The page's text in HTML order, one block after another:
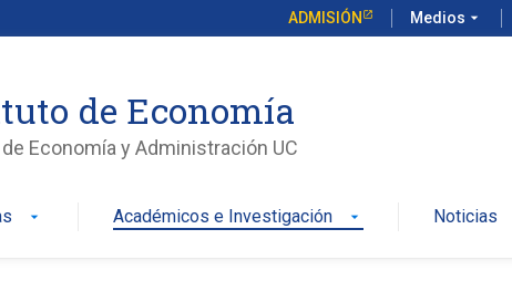
ADMISIÓN Medios arrow_drop_down
de Economía
Economía y Administración UC
arrow_drop_down Académicos e Investigación arrow_drop_down Noticias